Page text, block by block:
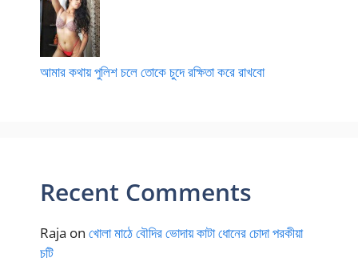
আমার কথায় পুলিশ চলে তোকে চুদে রক্ষিতা করে রাখবো
Recent Comments
Raja on খোলা মাঠে বৌদির ভোদায় কাটা ধোনের চোদা পরকীয়া
চটি